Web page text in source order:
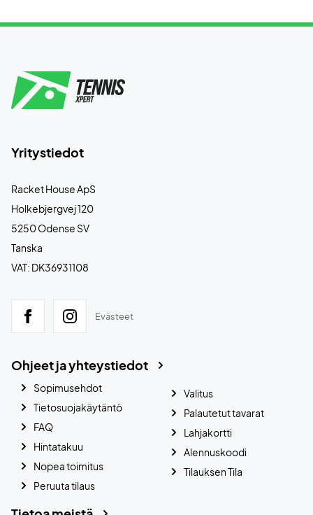
Yritystiedot
Racket House ApS
Holkebjergvej 120
5250 Odense SV
Tanska
VAT: DK36931108
Evästeet
Ohjeet ja yhteystiedot
Sopimusehdot
Tietosuojakäytäntö
FAQ
Hintatakuu
Nopea toimitus
Peruuta tilaus
Valitus
Palautetut tavarat
Lahjakortti
Alennuskoodi
Tilauksen Tila